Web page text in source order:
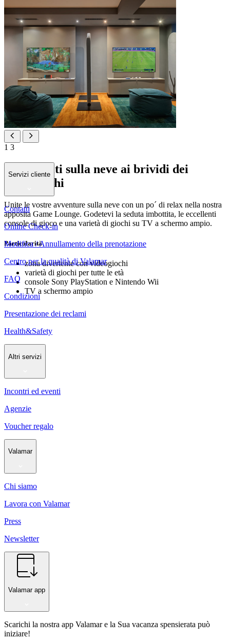
1 3
Dai fremiti sulla neve ai brividi dei
videogiochi
Unite le vostre avventure sulla neve con un po´ di relax nella nostra
apposita Game Lounge. Godetevi la seduta imbottita, le eccellenti
console di gioco e una varietà di giochi su TV a schermo ampio.
Particolarità
zona divertente con videogiochi
varietà di giochi per tutte le età
console Sony PlayStation e Nintendo Wii
TV a schermo ampio
Servizi cliente
Contatti
Online Check-in
Modifica / Annullamento della prenotazione
Centro per la qualità di Valamar
FAQ
Condizioni
Presentazione dei reclami
Health&Safety
Altri servizi
Incontri ed eventi
Agenzie
Voucher regalo
Valamar
Chi siamo
Lavora con Valamar
Press
Newsletter
Valamar app
Scarichi la nostra app Valamar e la Sua vacanza spensierata può
iniziare!